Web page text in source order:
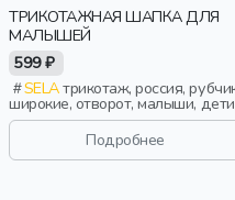
ТРИКОТАЖНАЯ ШАПКА ДЛЯ
МАЛЫШЕЙ
599 ₽
SELAтрикотаж, россия, рубчик,
широкие, отворот, малыши, дети
Подробнее